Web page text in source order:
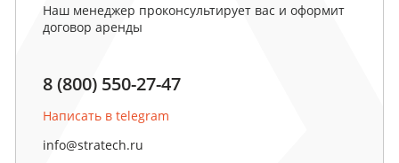
Наш менеджер проконсультирует вас и оформит
договор аренды
8 (800) 550-27-47
Написать в telegram
info@stratech.ru